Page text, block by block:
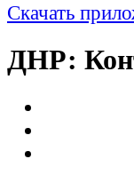
Скачать
ДНР: